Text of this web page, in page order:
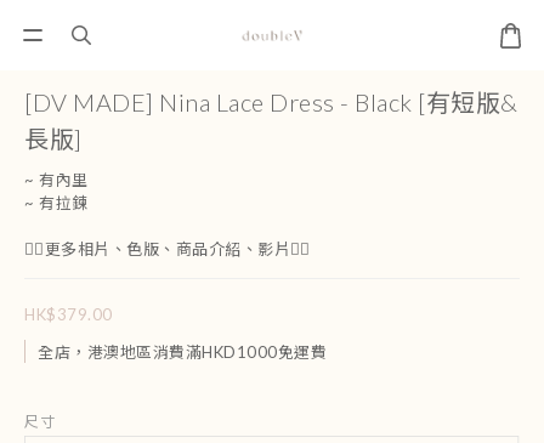
[DV MADE] Nina Lace Dress - Black [有短版&
長版]
~ 有內里
~ 有拉鍊
👇🏻更多相片、色版、商品介紹、影片👇🏻
HK$379.00
全店，港澳地區消費滿HKD1000免運費
尺寸